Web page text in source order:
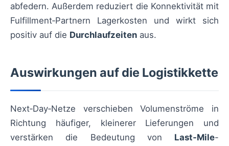
abfedern. Außerdem reduziert die Konnektivität mit
Fulfillment‑Partnern Lagerkosten und wirkt sich
positiv auf die Durchlaufzeiten aus.
Auswirkungen auf die Logistikkette
Next‑Day‑Netze verschieben Volumenströme in
Richtung häufiger, kleinerer Lieferungen und
verstärken die Bedeutung von Last‑Mile-